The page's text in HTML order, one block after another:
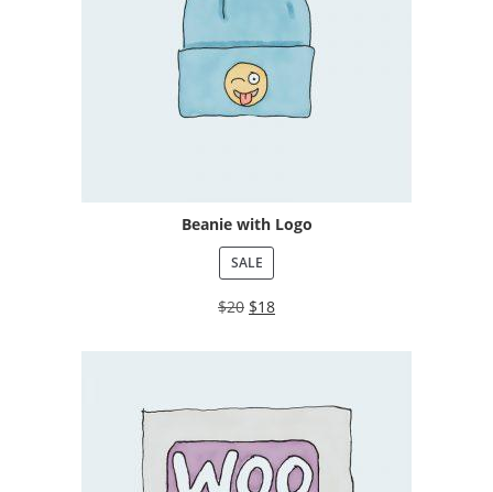
Beanie with Logo
SALE
$20 $18